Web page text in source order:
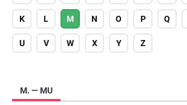
K L M N O P Q
U V W X Y Z
M. — MU